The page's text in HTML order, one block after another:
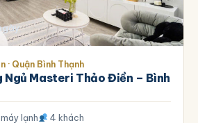
Quận Bình Thạnh
Ngủ Masteri Thảo Điền – Bình
lạnh 4 khách